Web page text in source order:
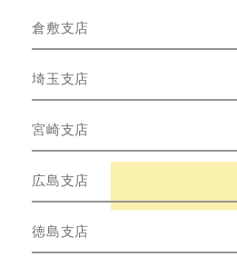
倉敷支店
埼玉支店
宮崎支店
広島支店
徳島支店